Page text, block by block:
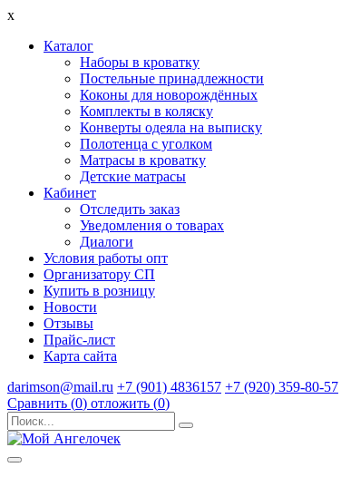
x
Каталог
Наборы в кроватку
Постельные принадлежности
Коконы для новорождённых
Комплекты в коляску
Конверты одеяла на выписку
Полотенца с уголком
Матрасы в кроватку
Детские матрасы
Кабинет
Отследить заказ
Уведомления о товарах
Диалоги
Условия работы опт
Организатору СП
Купить в розницу
Новости
Отзывы
Прайс-лист
Карта сайта
darimson@mail.ru +7 (901) 4836157 +7 (920) 359-80-57
Сравнить (0) отложить (0)